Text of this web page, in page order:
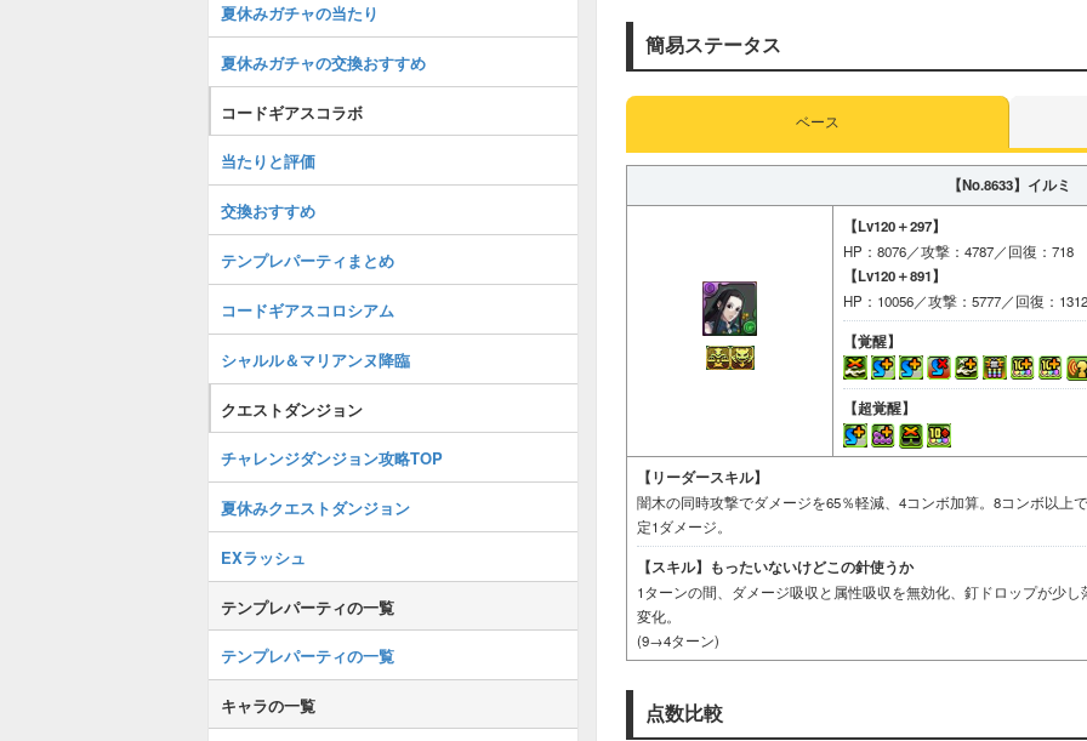
簡易ステータス
ベース
【No.8633】 イルミ
【Lv120＋297】
HP：8076／攻撃：4787／回復：718
【Lv120＋891】
HP：10056／攻撃：5777／回復：1312
【覚醒】
【超覚醒】
【リーダースキル】
闇木の同時攻撃でダメージを65％軽減、4コンボ加算。8コンボ以上
定1ダメージ。
【スキル】 もったいないけどこの針使うか
1ターンの間、ダメージ吸収と属性吸収を無効化、釘ドロップが少
変化。
(9→4ターン)
点数比較
夏休みガチャの当たり
夏休みガチャの交換おすすめ
コードギアスコラボ
当たりと評価
交換おすすめ
テンプレパーティまとめ
コードギアスコロシアム
シャルル＆マリアンヌ降臨
クエストダンジョン
チャレンジダンジョン攻略TOP
夏休みクエストダンジョン
EXラッシュ
テンプレパーティの一覧
テンプレパーティの一覧
キャラの一覧